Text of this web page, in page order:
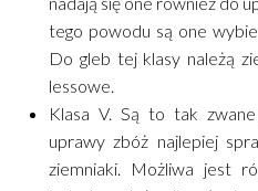
tego powodu są one
Do gleb tej klasy należą
lessowe.
Klasa V. Są to tak
uprawy zbóż najlepiej
ziemniaki. Możliwa jest